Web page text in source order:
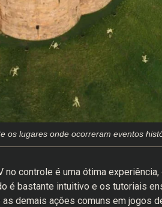
os lugares onde ocorreram eventos
controle é uma ótima
é bastante intuitivo e os tutoriais
demais ações comuns em jogos